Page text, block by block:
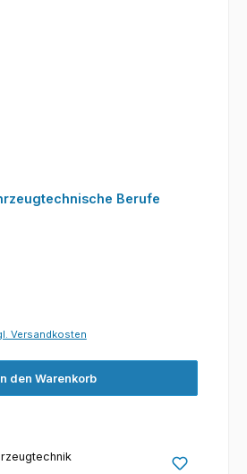
Berufe
Versandkosten
den Warenkorb